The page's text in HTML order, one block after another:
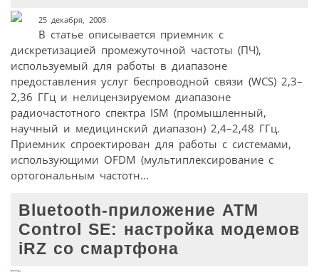
25 декабря, 2008
В статье описывается приемник с
дискретизацией промежуточной частоты (ПЧ),
используемый для работы в диапазоне
предоставления услуг беспроводной связи (WCS) 2,3–
2,36 ГГц и нелицензируемом диапазоне
pадиочастотного спектра ISM (промышленный,
научный и медицинский диапазон) 2,4–2,48 ГГц.
Приемник спроектирован для работы с системами,
использующими OFDM (мультиплексирование с
ортогональным частотн...
Bluetooth-приложение ATM
Control SE: настройка модемов
iRZ со смартфона